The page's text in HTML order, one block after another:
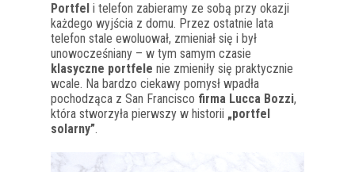
Portfel i telefon zabieramy ze sobą przy okazji
każdego wyjścia z domu. Przez ostatnie lata
telefon stale ewoluował, zmieniał się i był
unowocześniany – w tym samym czasie
klasyczne portfele nie zmieniły się praktycznie
wcale. Na bardzo ciekawy pomysł wpadła
pochodząca z San Francisco firma Lucca Bozzi,
która stworzyła pierwszy w historii „portfel
solarny”.